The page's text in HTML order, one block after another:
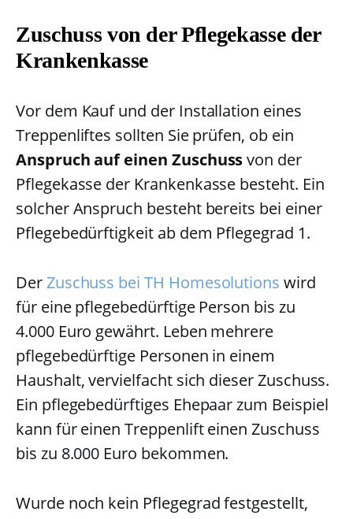
Zuschuss von der Pflegekasse der
Krankenkasse
Vor dem Kauf und der Installation eines
Treppenliftes sollten Sie prüfen, ob ein
Anspruch auf einen Zuschussvon der
Pflegekasse der Krankenkasse besteht. Ein
solcher Anspruch besteht bereits bei einer
Pflegebedürftigkeit ab dem Pflegegrad 1.
DerZuschuss bei TH Homesolutions wird
für eine pflegebedürftige Person bis zu
4.000 Euro gewährt. Leben mehrere
pflegebedürftige Personen in einem
Haushalt, vervielfacht sich dieser Zuschuss.
Ein pflegebedürftiges Ehepaar zum Beispiel
kann für einen Treppenlift einen Zuschuss
bis zu 8.000 Euro bekommen.
Wurde noch kein Pflegegrad festgestellt,